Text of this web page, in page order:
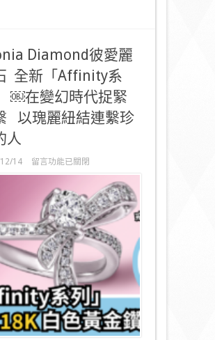
Diamond彼愛麗
全新「Affinity系
￼在變幻時代捉緊
以瑰麗紐結連繫珍
人
14
在
〈Peonia
鑽
石
全
新
「Affinity
系
列」
￼
在
變
留言功能已關閉